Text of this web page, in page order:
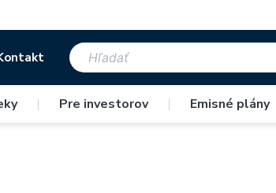
| Pre investorov | Emisné plány